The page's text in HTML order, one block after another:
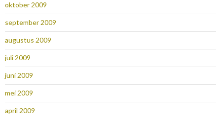
oktober 2009
september 2009
augustus 2009
juli 2009
juni 2009
mei 2009
april 2009